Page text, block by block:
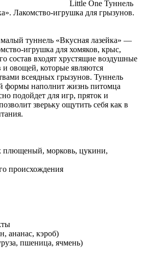
Туннель
Лакомство-игрушка для грызунов.
туннель «Вкусная лазейка» —
игрушка для хомяков, крыс,
состав входят хрустящие воздушные
и овощей, которые являются
всеядных грызунов. Туннель
формы наполнит жизнь питомца
подойдет для игр, пряток и
зверьку ощутить себя как в
морковь, цукини,
происхождения
ананас, кэроб)
пшеница, ячмень)